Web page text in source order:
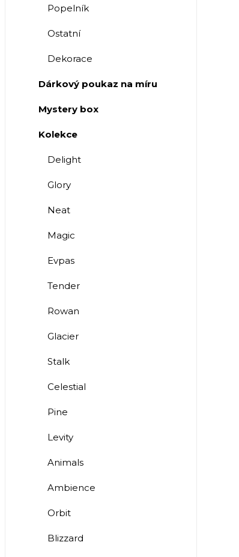
Popelník
Ostatní
Dekorace
Dárkový poukaz na míru
Mystery box
Kolekce
Delight
Glory
Neat
Magic
Evpas
Tender
Rowan
Glacier
Stalk
Celestial
Pine
Levity
Animals
Ambience
Orbit
Blizzard